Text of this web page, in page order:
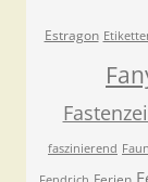
Estragon
faszinierend